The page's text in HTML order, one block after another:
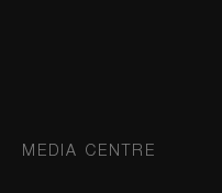
MEDIA CENTRE